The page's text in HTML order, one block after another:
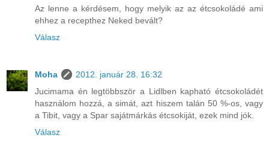
Az lenne a kérdésem, hogy melyik az az étcsokoládé ami
ehhez a recepthez Neked bevált?
Válasz
Moha
2012. január 28. 16:32
Jucimama én legtöbbször a Lidlben kapható étcsokoládét
használom hozzá, a simát, azt hiszem talán 50 %-os, vagy
a Tibit, vagy a Spar sajátmárkás étcsokiját, ezek mind jók.
Válasz